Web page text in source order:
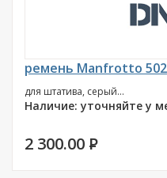
ремень Manfrotto 502
для штатива, серый...
Наличие: уточняйте у
2 300.00 P